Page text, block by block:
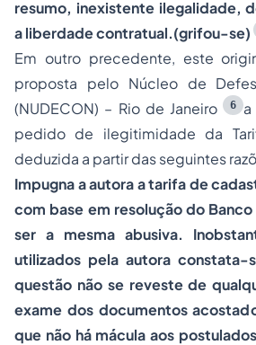
resumo, inexistente ilegalidade,
a liberdade contratual.(grifou-se)
Em outro precedente, este
proposta pelo Núcleo de
(NUDECON) – Rio de Janeiro 6
pedido de ilegitimidade da
deduzida a partir das seguintes
Impugna a autora a tarifa de
com base em resolução do
ser a mesma abusiva.
utilizados pela autora
questão não se reveste de
exame dos documentos
que não há mácula aos